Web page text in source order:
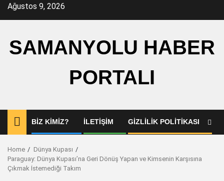
SkipAğustos 9, 2026
SAMANYOLU HABER
PORTALI
BIZ KIMIZ? İLETIŞIM GIZLILIK POLITIKASI
Home
Dünya Kupası
Paraguay: Dünya Kupası’na Geri Dönüş Yapan ve Kimsenin Karşısına
Çıkmak İstemediği Takım